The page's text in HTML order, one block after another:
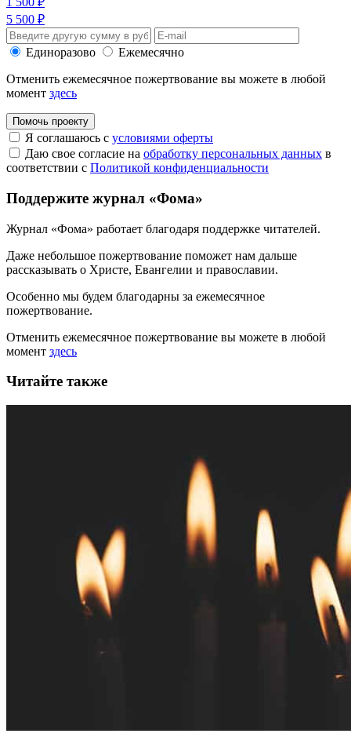
5 500 ₽
Единоразово
Ежемесячно
Отменить ежемесячное пожертвование вы можете в любой
момент здесь
Помочь проекту
Я соглашаюсь с условиями оферты
Даю свое согласие на обработку персональных данных в
соответствии с Политикой конфиденциальности
Поддержите журнал «Фома»
Журнал «Фома» работает благодаря поддержке читателей.
Даже небольшое пожертвование поможет нам дальше
рассказывать о Христе, Евангелии и православии.
Особенно мы будем благодарны за ежемесячное
пожертвование.
Отменить ежемесячное пожертвование вы можете в любой
момент здесь
Читайте также